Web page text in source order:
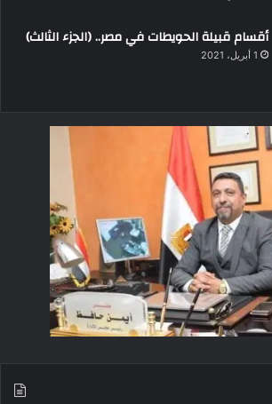
أقسام قبيلة الحويطات في مصر.. (الجزء الثالث)
1 أبريل، 2021